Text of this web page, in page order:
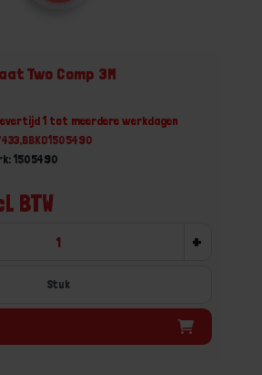
Two Comp 3M
1 tot meerdere werkdagen
1505490
BTW
+
Stuk